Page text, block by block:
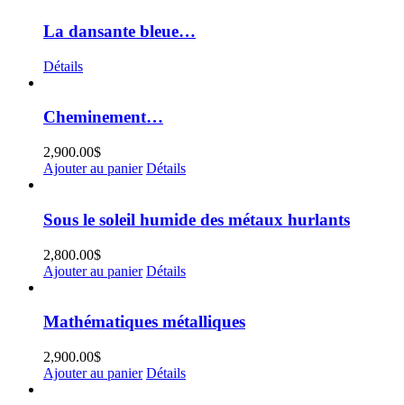
La dansante bleue…
Détails
Cheminement…
2,900.00$
Ajouter au panier Détails
Sous le soleil humide des métaux hurlants
2,800.00$
Ajouter au panier Détails
Mathématiques métalliques
2,900.00$
Ajouter au panier Détails